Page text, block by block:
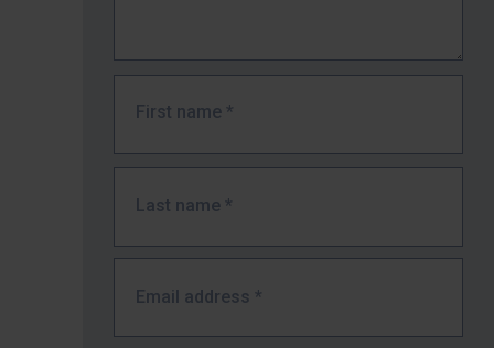
First name *
Last name *
Email address *